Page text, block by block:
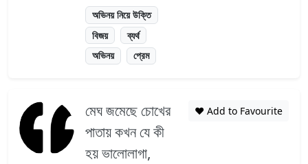
অভিনয় নিয়ে উক্তি
বিজয়
ব্যর্থ
অভিনয়
প্রেম
মেঘ জমেছে চোখের
পাতায় কখন যে কী
হয় ভালোলাগা,
❤️ Add to Favourite